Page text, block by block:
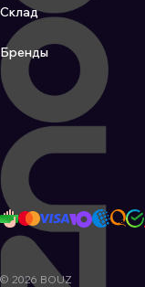
Склад
Бренды
© 2026 BOUZ